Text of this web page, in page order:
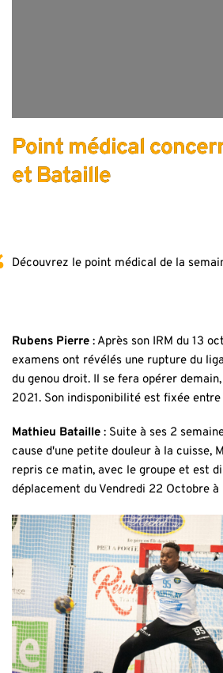
Point médical
et Bataille
Découvrez le point médical de la
Rubens Pierre : Après son IRM du 13
examens ont révélés une rupture du
du genou droit. Il se fera opérer
2021. Son indisponibilité est fixée
Mathieu Bataille : Suite à ses 2
cause d'une petite douleur à la cuisse,
repris ce matin, avec le groupe et est
déplacement du Vendredi 22 Octobre à